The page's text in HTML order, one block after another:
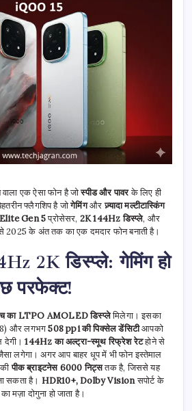
एक ऐसा फोन है जोस्पीड और पावरके लिए ही
फ्लैगशिप है जोगेमिंगऔरज़्यादा मल्टीटास्किंग
Gen 5प्रोसेसर, 2K 144Hz डिस्प्ले, और
2025 के अंत तक का एक दमदार फोन बनाती है।
2K डिस्प्ले: गेमिंग हो
परफेक्ट!
का LTPO AMOLED डिस्प्लेमिलेगा। इसका
और लगभग508 ppi की पिक्सेल डेंसिटीआपको
देगी।144Hz का अल्ट्रा-स्मूथ रिफ्रेश रेटहोने से
लगेगा। अगर आप बाहर धूप में भी फोन इस्तेमाल
पीक ब्राइटनेस 6000 निट्सतक है, जिससे यह
सकता है। HDR10+, Dolby Visionसपोर्ट के
मज़ा दोगुना हो जाता है।